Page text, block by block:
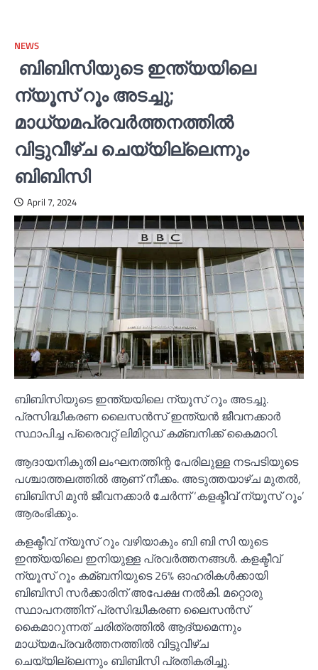
NEWS
ബിബിസിയുടെ ഇന്ത്യയിലെ
ന്യൂസ് റൂം അടച്ചു;
മാധ്യമപ്രവര്‍ത്തനത്തില്‍
വിട്ടുവീഴ്ച ചെയ്യില്ലെന്നും
ബിബിസി
April 7, 2024
ബിബിസിയുടെ ഇന്ത്യയിലെ ന്യൂസ് റൂം അടച്ചു.
പ്രസിദ്ധീകരണ ലൈസന്‍സ് ഇന്ത്യന്‍ ജീവനക്കാര്‍
സ്ഥാപിച്ച പ്രൈവറ്റ് ലിമിറ്റഡ് കമ്ബനിക്ക് കൈമാറി.
ആദായനികുതി ലംഘനത്തിന്റ പേരിലുള്ള നടപടിയുടെ
പശ്ചാത്തലത്തില്‍ ആണ് നീക്കം. അടുത്തയാഴ്ച മുതല്‍,
ബിബിസി മുന്‍ ജീവനക്കാര്‍ ചേര്‍ന്ന് ‘കളക്ടീവ് ന്യൂസ് റൂം’
ആരംഭിക്കും.
കളക്ടീവ് ന്യൂസ് റൂം വഴിയാകും ബി ബി സി യുടെ
ഇന്ത്യയിലെ ഇനിയുള്ള പ്രവര്‍ത്തനങ്ങള്‍. കളക്ടീവ്
ന്യൂസ് റൂം കമ്ബനിയുടെ 26% ഓഹരികള്‍ക്കായി
ബിബിസി സര്‍ക്കാരിന് അപേക്ഷ നല്‍കി. മറ്റൊരു
സ്ഥാപനത്തിന് പ്രസിദ്ധീകരണ ലൈസന്‍സ്
കൈമാറുന്നത് ചരിത്രത്തില്‍ ആദ്യമെന്നും
മാധ്യമപ്രവര്‍ത്തനത്തില്‍ വിട്ടുവീഴ്ച
ചെയ്യില്ലെന്നും ബിബിസി പ്രതികരിച്ചു.